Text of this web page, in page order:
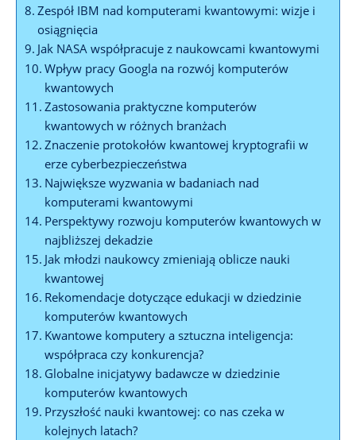
Zespół IBM nad komputerami kwantowymi: wizje i
osiągnięcia
Jak NASA współpracuje z naukowcami kwantowymi
Wpływ pracy Googla na rozwój komputerów
kwantowych
Zastosowania praktyczne komputerów
kwantowych w różnych branżach
Znaczenie protokołów kwantowej kryptografii w
erze cyberbezpieczeństwa
Największe wyzwania w badaniach nad
komputerami kwantowymi
Perspektywy rozwoju komputerów kwantowych w
najbliższej dekadzie
Jak młodzi naukowcy zmieniają oblicze nauki
kwantowej
Rekomendacje dotyczące edukacji w dziedzinie
komputerów kwantowych
Kwantowe komputery a sztuczna inteligencja:
współpraca czy konkurencja?
Globalne inicjatywy badawcze w dziedzinie
komputerów kwantowych
Przyszłość nauki kwantowej: co nas czeka w
kolejnych latach?